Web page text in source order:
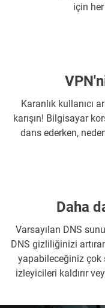
için
Karanlık kullanıcı
karışın! Bilgisayar
dans ederken,
Daha
Varsayılan DNS
DNS gizliliğinizi
yapabileceğiniz çok
izleyicileri kaldırır